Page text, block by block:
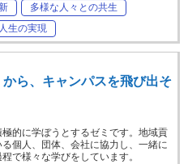
多様な人々との共生
生の実現
ら、キャンパスを飛び出そ
的に学ぼうとするゼミです。地域貢
個人、団体、会社に協力し、一緒に
で様々な学びをしています。